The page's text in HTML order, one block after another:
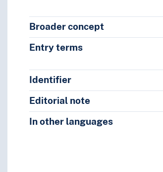
Broader concept
Entry terms
Identifier
Editorial note
In other languages